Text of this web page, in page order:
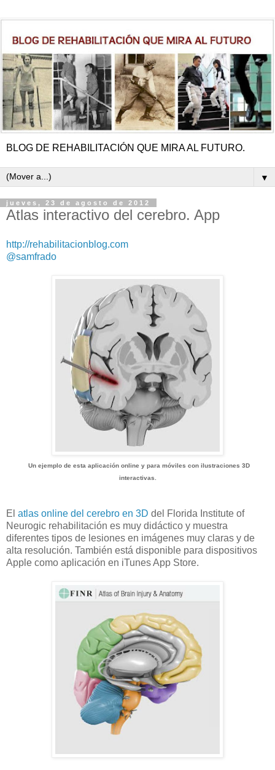
BLOG DE REHABILITACIÓN QUE MIRA AL FUTURO.
▼
jueves, 23 de agosto de 2012
Atlas interactivo del cerebro. App
http://rehabilitacionblog.com
@samfrado
Un ejemplo de esta aplicación online y para móviles con ilustraciones 3D
interactivas.
El atlas online del cerebro en 3D del Florida Institute of
Neurogic rehabilitación es muy didáctico y muestra
diferentes tipos de lesiones en imágenes muy claras y de
alta resolución. También está disponible para dispositivos
Apple como aplicación en iTunes App Store.